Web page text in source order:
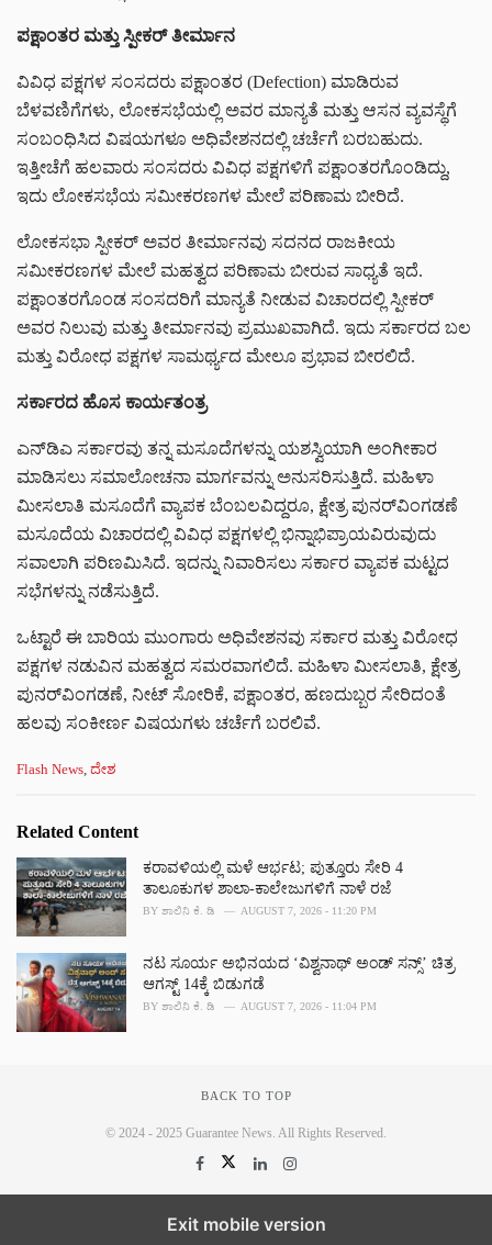
ಪಕ್ಷಾಂತರ ಮತ್ತು ಸ್ಪೀಕರ್ ತೀರ್ಮಾನ
ವಿವಿಧ ಪಕ್ಷಗಳ ಸಂಸದರು ಪಕ್ಷಾಂತರ (Defection) ಮಾಡಿರುವ
ಬೆಳವಣಿಗೆಗಳು, ಲೋಕಸಭೆಯಲ್ಲಿ ಅವರ ಮಾನ್ಯತೆ ಮತ್ತು ಆಸನ ವ್ಯವಸ್ಥೆಗೆ
ಸಂಬಂಧಿಸಿದ ವಿಷಯಗಳೂ ಅಧಿವೇಶನದಲ್ಲಿ ಚರ್ಚೆಗೆ ಬರಬಹುದು.
ಇತ್ತೀಚೆಗೆ ಹಲವಾರು ಸಂಸದರು ವಿವಿಧ ಪಕ್ಷಗಳಿಗೆ ಪಕ್ಷಾಂತರಗೊಂಡಿದ್ದು,
ಇದು ಲೋಕಸಭೆಯ ಸಮೀಕರಣಗಳ ಮೇಲೆ ಪರಿಣಾಮ ಬೀರಿದೆ.
ಲೋಕಸಭಾ ಸ್ಪೀಕರ್ ಅವರ ತೀರ್ಮಾನವು ಸದನದ ರಾಜಕೀಯ
ಸಮೀಕರಣಗಳ ಮೇಲೆ ಮಹತ್ವದ ಪರಿಣಾಮ ಬೀರುವ ಸಾಧ್ಯತೆ ಇದೆ.
ಪಕ್ಷಾಂತರಗೊಂಡ ಸಂಸದರಿಗೆ ಮಾನ್ಯತೆ ನೀಡುವ ವಿಚಾರದಲ್ಲಿ ಸ್ಪೀಕರ್
ಅವರ ನಿಲುವು ಮತ್ತು ತೀರ್ಮಾನವು ಪ್ರಮುಖವಾಗಿದೆ. ಇದು ಸರ್ಕಾರದ ಬಲ
ಮತ್ತು ವಿರೋಧ ಪಕ್ಷಗಳ ಸಾಮರ್ಥ್ಯದ ಮೇಲೂ ಪ್ರಭಾವ ಬೀರಲಿದೆ.
ಸರ್ಕಾರದ ಹೊಸ ಕಾರ್ಯತಂತ್ರ
ಎನ್‌ಡಿಎ ಸರ್ಕಾರವು ತನ್ನ ಮಸೂದೆಗಳನ್ನು ಯಶಸ್ವಿಯಾಗಿ ಅಂಗೀಕಾರ
ಮಾಡಿಸಲು ಸಮಾಲೋಚನಾ ಮಾರ್ಗವನ್ನು ಅನುಸರಿಸುತ್ತಿದೆ. ಮಹಿಳಾ
ಮೀಸಲಾತಿ ಮಸೂದೆಗೆ ವ್ಯಾಪಕ ಬೆಂಬಲವಿದ್ದರೂ, ಕ್ಷೇತ್ರ ಪುನರ್‌ವಿಂಗಡಣೆ
ಮಸೂದೆಯ ವಿಚಾರದಲ್ಲಿ ವಿವಿಧ ಪಕ್ಷಗಳಲ್ಲಿ ಭಿನ್ನಾಭಿಪ್ರಾಯವಿರುವುದು
ಸವಾಲಾಗಿ ಪರಿಣಮಿಸಿದೆ. ಇದನ್ನು ನಿವಾರಿಸಲು ಸರ್ಕಾರ ವ್ಯಾಪಕ ಮಟ್ಟದ
ಸಭೆಗಳನ್ನು ನಡೆಸುತ್ತಿದೆ.
ಒಟ್ಟಾರೆ ಈ ಬಾರಿಯ ಮುಂಗಾರು ಅಧಿವೇಶನವು ಸರ್ಕಾರ ಮತ್ತು ವಿರೋಧ
ಪಕ್ಷಗಳ ನಡುವಿನ ಮಹತ್ವದ ಸಮರವಾಗಲಿದೆ. ಮಹಿಳಾ ಮೀಸಲಾತಿ, ಕ್ಷೇತ್ರ
ಪುನರ್‌ವಿಂಗಡಣೆ, ನೀಟ್ ಸೋರಿಕೆ, ಪಕ್ಷಾಂತರ, ಹಣದುಬ್ಬರ ಸೇರಿದಂತೆ
ಹಲವು ಸಂಕೀರ್ಣ ವಿಷಯಗಳು ಚರ್ಚೆಗೆ ಬರಲಿವೆ.
C
e
o
r
e
:
Flash News ದೇಶ
Related Content
ಕರಾವಳಿಯಲ್ಲಿ ಮಳೆ ಆರ್ಭಟ; ಪುತ್ತೂರು ಸೇರಿ 4
ತಾಲೂಕುಗಳ ಶಾಲಾ-ಕಾಲೇಜುಗಳಿಗೆ ನಾಳೆ ರಜೆ
BY ಶಾಲಿನಿ ಕೆ. ಡಿ AUGUST 7, 2026 - 11:20 PM
ನಟ ಸೂರ್ಯ ಅಭಿನಯದ ‘ವಿಶ್ವನಾಥ್ ಅಂಡ್ ಸನ್ಸ್’ ಚಿತ್ರ
ಆಗಸ್ಟ್ 14ಕ್ಕೆ ಬಿಡುಗಡೆ
BY ಶಾಲಿನಿ ಕೆ. ಡಿ AUGUST 7, 2026 - 11:04 PM
BACK TO TOP
© 2024 - 2025 Guarantee News. All Rights Reserved.
Exit mobile version